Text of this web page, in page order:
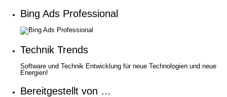
Bing Ads Professional
Technik Trends
Software und Technik Entwicklung für neue Technologien und neue
Energien!
Bereitgestellt von …